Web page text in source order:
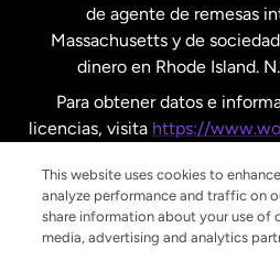
de agente de remesas
Massachusetts y de
dinero en Rhode Island.
Para obtener datos e
licencias, visita https://
This website uses cookies to
analyze performance and traffic on
share information about your use of
media, advertising and analytics